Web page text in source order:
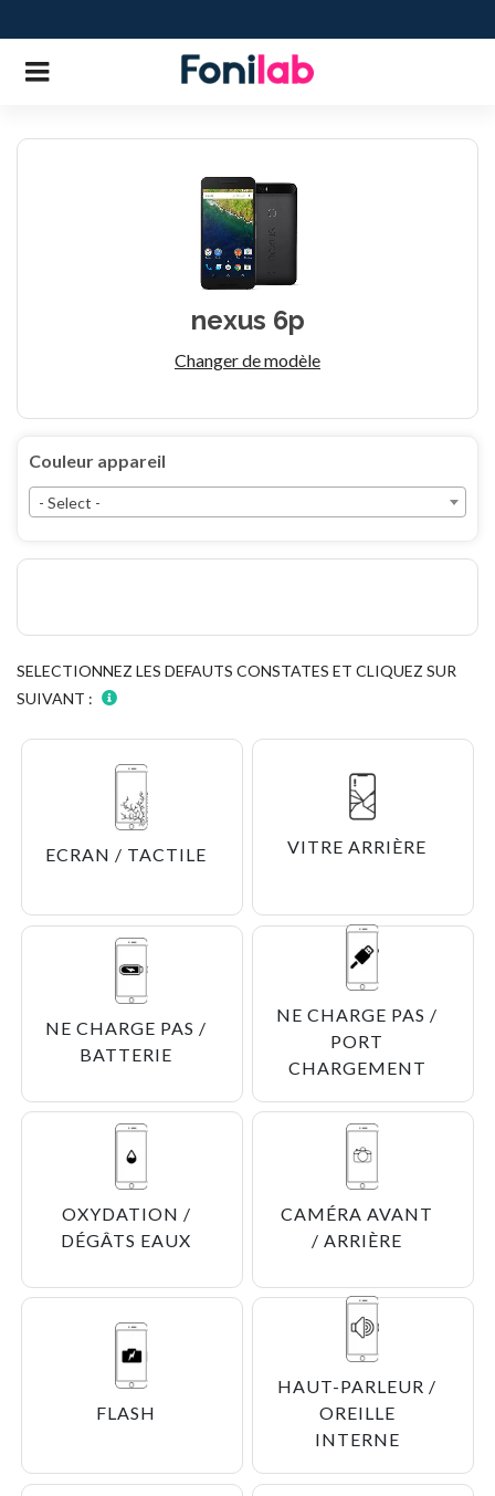
nexus 6p
Changer de modèle
Couleur appareil
- Select -
SELECTIONNEZ LES DEFAUTS CONSTATES ET CLIQUEZ SUR
SUIVANT :
ECRAN / TACTILE VITRE ARRIÈRE
NE CHARGE PAS /
BATTERIE
NE CHARGE PAS /
PORT
CHARGEMENT
OXYDATION /
DÉGÂTS EAUX
CAMÉRA AVANT
/ ARRIÈRE
FLASH
HAUT-PARLEUR /
OREILLE
INTERNE